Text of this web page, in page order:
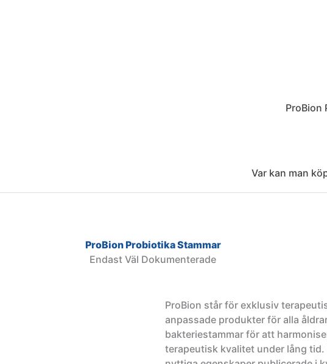
ProBion
Var kan man
ProBion Probiotika Stammar
Endast Väl Dokumenterade
ProBion står för exklusiv
anpassade produkter för alla
bakteriestammar för att
terapeutisk kvalitet under lång